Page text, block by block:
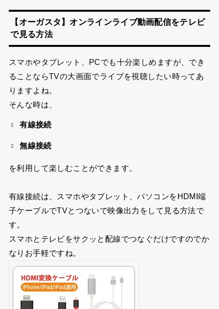
【オーガスタ】オンラインライブ動画配信をテレビ
で見る方法
スマホやタブレット、PCでも十分楽しめますが、でき
ることならTVの大画面でライブを視聴したい時ってあ
りますよね。
そんな時は、
有線接続
無線接続
を利用して楽しむことができます。
有線接続は、スマホやタブレット、パソコンをHDMI端
子ケーブルでTVとつないで映像出力をして見る方法で
す。
スマホとテレビをサクッと配線でつなぐだけですのでか
なりお手軽ですね。